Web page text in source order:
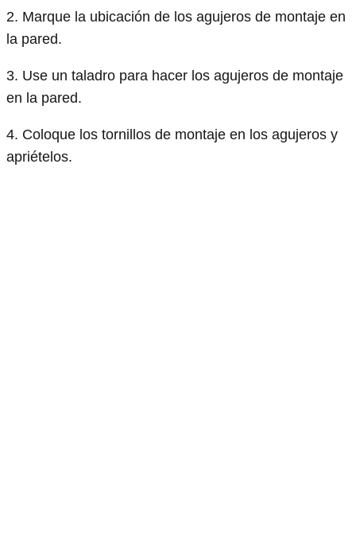
2. Marque la ubicación de los agujeros de montaje en
la pared.
3. Use un taladro para hacer los agujeros de montaje
en la pared.
4. Coloque los tornillos de montaje en los agujeros y
apriételos.